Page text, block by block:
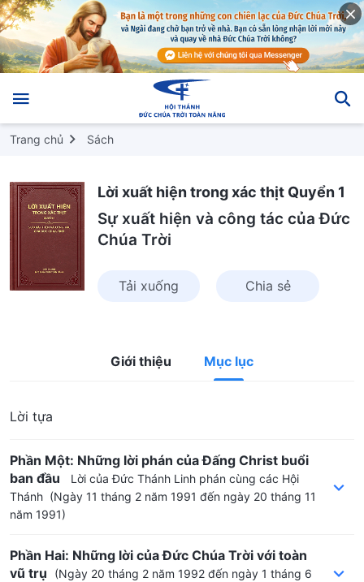
Trang chủ Sách
Lời xuất hiện trong xác thịt Quyển 1
Sự xuất hiện và công tác của Đức
Chúa Trời
Tải xuống Chia sẻ
Giới thiệu Mục lục
Lời tựa
Phần Một: Những lời phán của Đấng Christ buổi
ban đầu
Lời của Đức Thánh Linh phán cùng các Hội
Thánh (Ngày 11 tháng 2 năm 1991 đến ngày 20 tháng 11
năm 1991)
Phần Hai: Những lời của Đức Chúa Trời với toàn
vũ trụ
(Ngày 20 tháng 2 năm 1992 đến ngày 1 tháng 6